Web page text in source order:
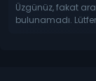
Üzgünüz, fakat
bulunamadı.